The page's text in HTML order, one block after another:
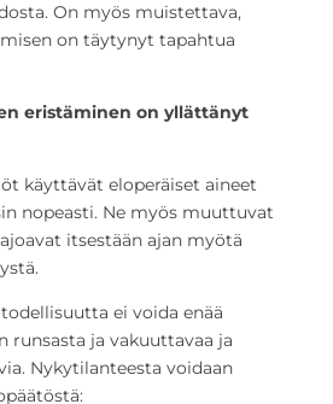
On myös muistettava,
on täytynyt tapahtua
eristäminen on yllättänyt
käyttävät eloperäiset aineet
nopeasti. Ne myös muuttuvat
itsestään ajan myötä
ei voida enää
runsasta ja vakuuttavaa ja
Nykytilanteesta voidaan